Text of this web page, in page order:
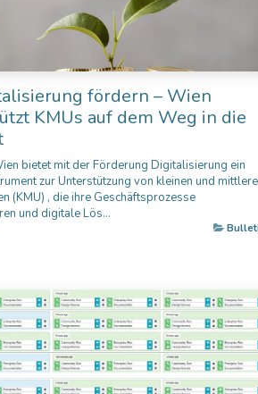
fördern – Wien
KMUs auf dem Weg in die
bietet mit der Förderung Digitalisierung ein
zur Unterstützung von kleinen und
(KMU) , die ihre Geschäftsprozesse
und digitale Lös...